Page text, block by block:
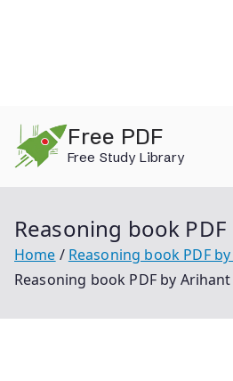
content
Free PDF
Free Study Library
Reasoning book
Home
Reasoning book PDF
Reasoning book PDF by Arihant